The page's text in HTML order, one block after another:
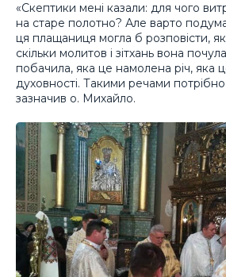
«Скептики мені казали: для чого
на старе полотно? Але варто
ця плащаниця могла б розповісти,
скільки молитов і зітхань вона
побачила, яка це намолена річ, яка
духовності. Такими речами
зазначив о. Михайло.